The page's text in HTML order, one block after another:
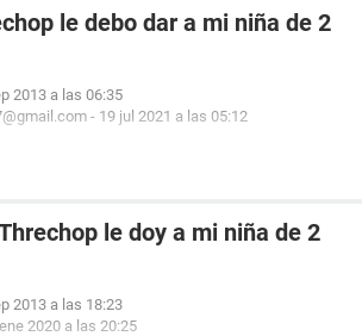
le debo dar a mi niña de 2
2013 a las 06:35
- 19 jul 2021 a las 05:12
le doy a mi niña de 2
2013 a las 18:23
2020 a las 20:25